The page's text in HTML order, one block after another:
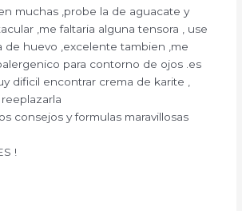
muchas ,probe la de aguacate y
,me faltaria alguna tensora , use
de huevo ,excelente tambien ,me
para contorno de ojos .es
dificil encontrar crema de karite ,
consejos y formulas maravillosas
!